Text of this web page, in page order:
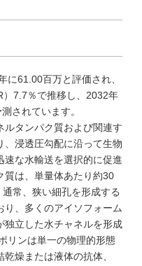
に61.00百万と評価され、
7.7％で推移し、2032年
されています。
ルタンパク質および関連す
、浸透圧勾配に沿って生物
速な水輸送を選択的に促進
質は、単量体あたり約30
常、狭い細孔を形成する
、多くのアイソフォーム
独立した水チャネルを形成
リンは単一の物理的形態
燥または液体の抗体、